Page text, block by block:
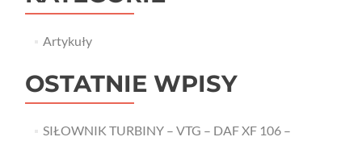
Artykuły
OSTATNIE WPISY
SIŁOWNIK TURBINY – VTG – DAF XF 106 –